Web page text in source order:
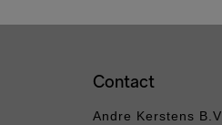
Contact
Andre Kerstens B.V.